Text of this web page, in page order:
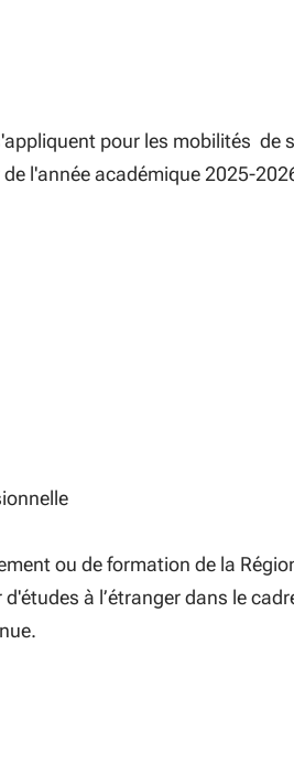
pour les mobilités de
l'année académique 2025-
ou de formation de la
à l’étranger dans le